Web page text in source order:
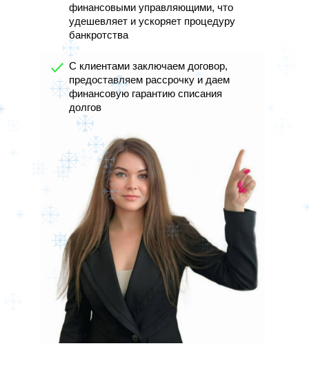
С клиентами заключаем договор,
предоставляем рассрочку и даем
финансовую гарантию списания
долгов
финансовыми управляющими, что
удешевляет и ускоряет процедуру
банкротства